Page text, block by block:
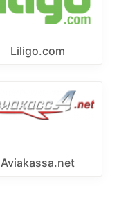
Liligo.com
Aviakassa.net